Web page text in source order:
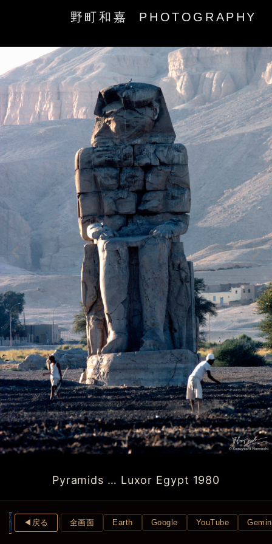
野町和嘉 PHOTOGRAPHY
‹
Pyramids … Luxor Egypt 1980
›
◀︎戻る 全画面 Earth Google YouTube